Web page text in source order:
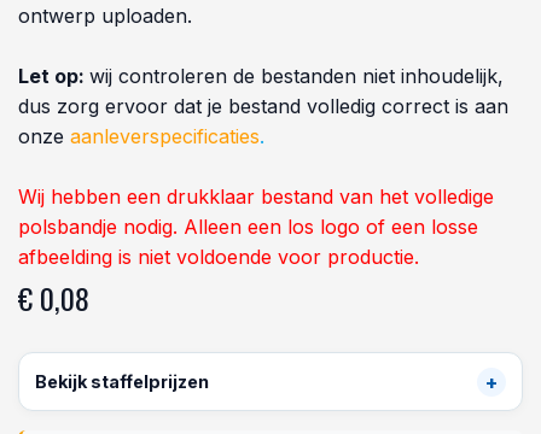
ontwerp uploaden.
Let op: wij controleren de bestanden niet inhoudelijk,
dus zorg ervoor dat je bestand volledig correct is aan
onze aanleverspecificaties.
Wij hebben een drukklaar bestand van het volledige
polsbandje nodig. Alleen een los logo of een losse
afbeelding is niet voldoende voor productie.
€0,08
Bekijk staffelprijzen